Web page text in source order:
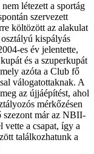
létezett a sportág
szervezett
költözött az alakulat
kispályás
es év jelentette,
és a szuperkupát
azóta a Club fő
válogatottaknak. A
az újjáépítést, ahol
mérkőzésen
szezont már az NBII-
vette a csapat, így a
találkozhatunk a